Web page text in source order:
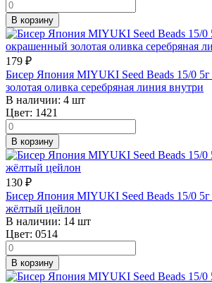
В корзину
179 ₽
Бисер Япония MIYUKI Seed Beads 15/0
золотая оливка серебряная линия внутри
В наличии: 4 шт
Цвет: 1421
В корзину
130 ₽
Бисер Япония MIYUKI Seed Beads 15/0 5г
жёлтый цейлон
В наличии: 14 шт
Цвет: 0514
В корзину